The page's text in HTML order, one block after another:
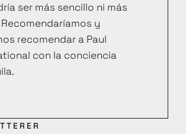
ser más sencillo ni más
Recomendaríamos y
recomendar a Paul
con la conciencia